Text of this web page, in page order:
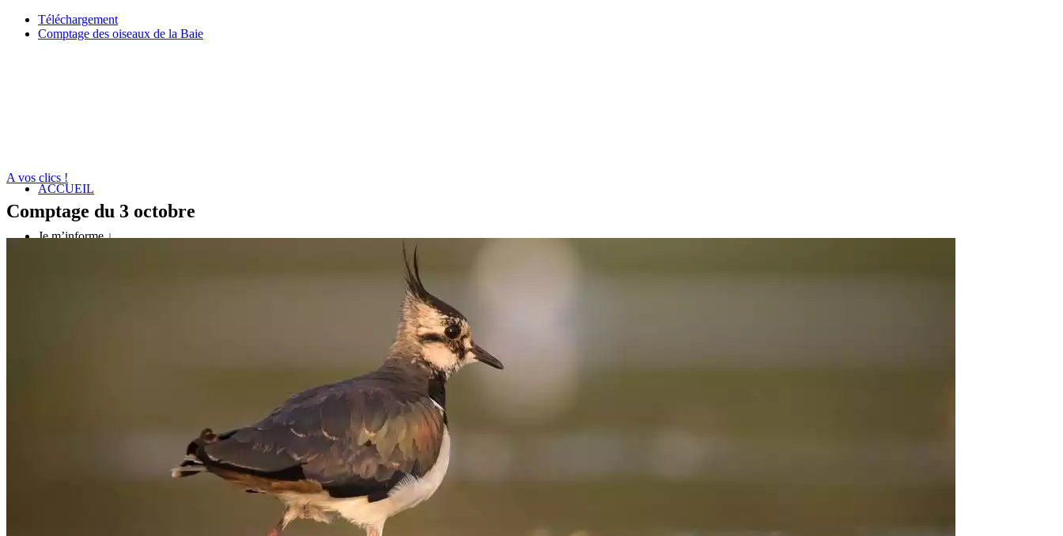
Téléchargement
Comptage des oiseaux de la Baie
ACCUEIL
Je m’informe ↓
Le Site Internet (sortir)
A vos clics !
Comptage du 3 octobre